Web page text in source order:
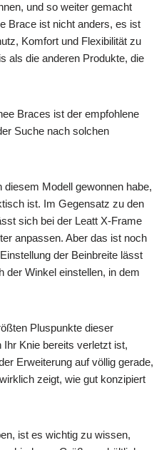
und so weiter gemacht
Brace ist nicht anders, es ist
Komfort und Flexibilität zu
als die anderen Produkte, die
Braces ist der empfohlene
Suche nach solchen
Modell gewonnen habe,
ist. Im Gegensatz zu den
sich bei der Leatt X-Frame
anpassen. Aber das ist noch
der Beinbreite lässt
der Winkel einstellen, in dem
Pluspunkte dieser
Knie bereits verletzt ist,
Erweiterung auf völlig gerade,
zeigt, wie gut konzipiert
ist es wichtig zu wissen,